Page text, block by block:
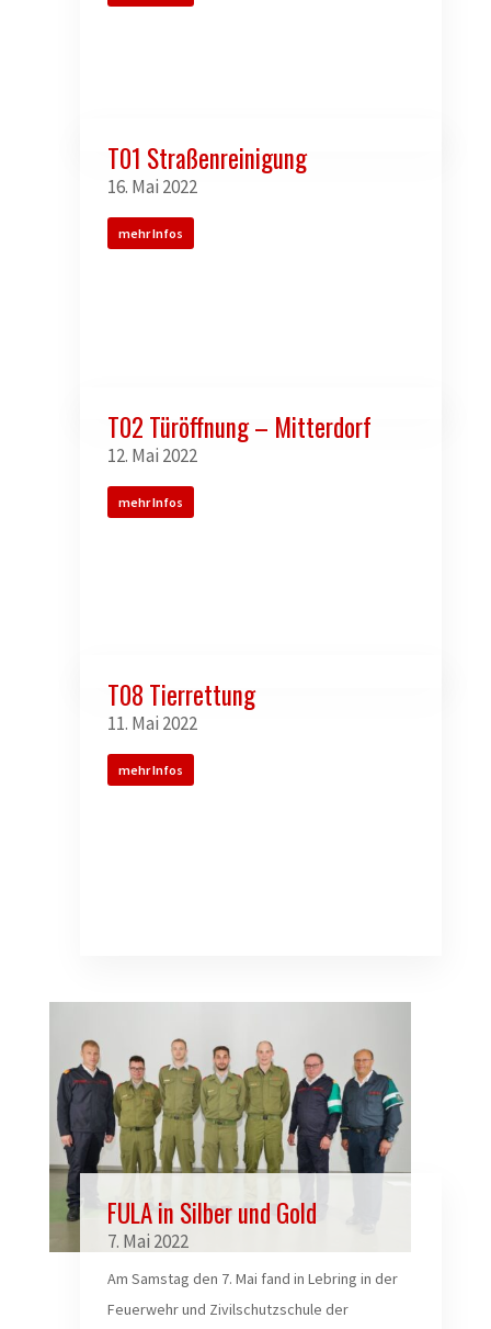
T01 Straßenreinigung
16. Mai 2022
mehr Infos
T02 Türöffnung – Mitterdorf
12. Mai 2022
mehr Infos
T08 Tierrettung
11. Mai 2022
mehr Infos
FULA in Silber und Gold
7. Mai 2022
Am Samstag den 7. Mai fand in Lebring in der
Feuerwehr und Zivilschutzschule der